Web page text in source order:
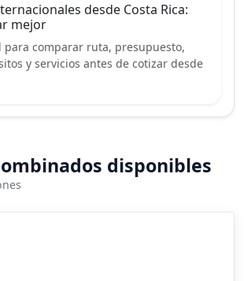
desde Costa Rica:
mejor
para comparar ruta, presupuesto,
y servicios antes de cotizar desde
disponibles